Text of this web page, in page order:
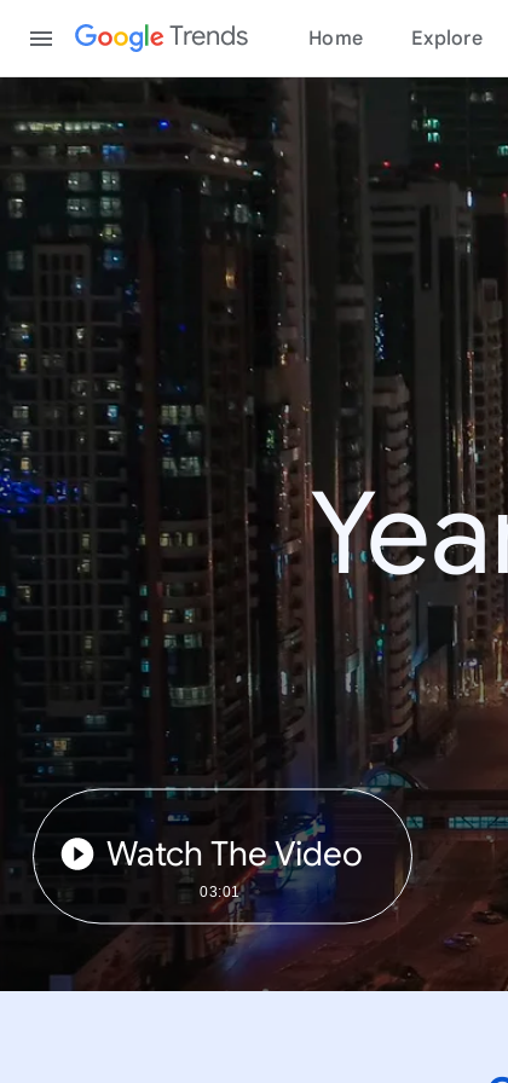
Trends Home Explore
Watch The Video
03:01